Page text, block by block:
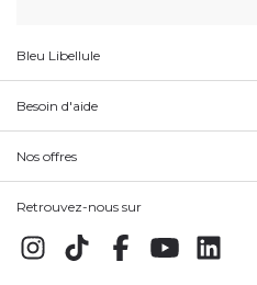
Bleu Libellule
Besoin d'aide
Nos offres
Retrouvez-nous sur